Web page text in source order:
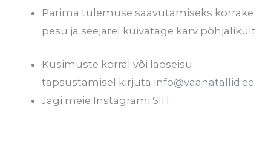
Parima tulemuse saavutamiseks korrake
pesu ja seejärel kuivatage karv põhjalikult
Küsimuste korral või laoseisu
täpsustamisel kirjuta info@vaanatallid.ee
Jägi meie InstagramiSIIT